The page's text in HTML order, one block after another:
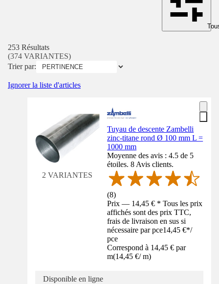
253 Résultats
(374 VARIANTES)
Trier par:
Ignorer la liste d'articles
2 VARIANTES
Tuyau de descente Zambelli
zinc-titane rond Ø 100 mm L =
1000 mm
Moyenne des avis : 4.5 de 5
étoiles. 8 Avis clients.
(8)
Prix — 14,45 € * Tous les prix
affichés sont des prix TTC,
frais de livraison en sus si
nécessaire par pce14,45 €*/
pce
Correspond à 14,45 € par
m(14,45 €/ m)
Disponible en ligne